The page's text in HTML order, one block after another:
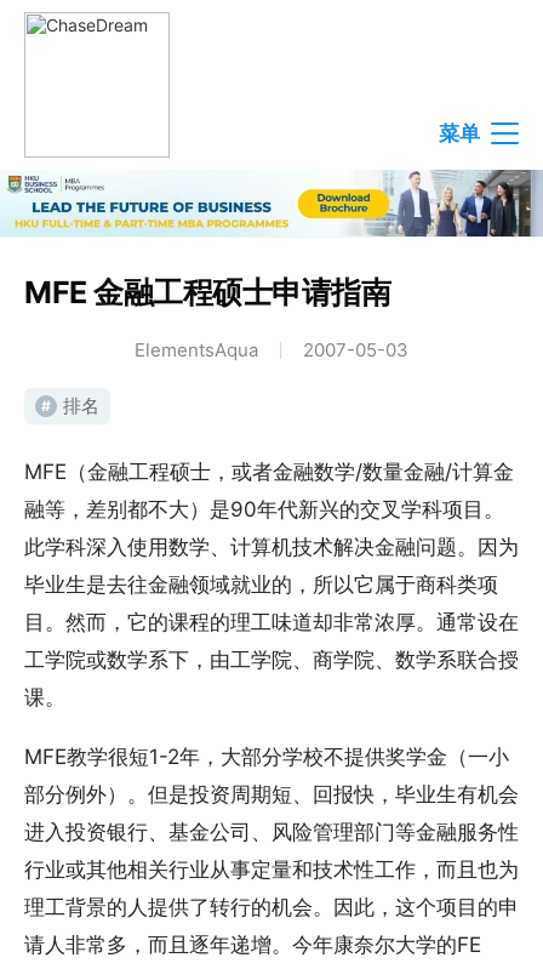
菜单
MFE 金融工程硕士申请指南
ElementsAqua 2007-05-03
# 排名
MFE（金融工程硕士，或者金融数学/数量金融/计算金
融等，差别都不大）是90年代新兴的交叉学科项目。
此学科深入使用数学、计算机技术解决金融问题。因为
毕业生是去往金融领域就业的，所以它属于商科类项
目。然而，它的课程的理工味道却非常浓厚。通常设在
工学院或数学系下，由工学院、商学院、数学系联合授
课。
MFE教学很短1-2年，大部分学校不提供奖学金（一小
部分例外）。但是投资周期短、回报快，毕业生有机会
进入投资银行、基金公司、风险管理部门等金融服务性
行业或其他相关行业从事定量和技术性工作，而且也为
理工背景的人提供了转行的机会。因此，这个项目的申
请人非常多，而且逐年递增。今年康奈尔大学的FE